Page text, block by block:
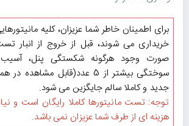
برای اطمینان خاطر شما عزیزان، کلیه
خریداری می شوند، قبل از خروج از انبار
صورت وجود هرگونه شکستگی پنل،
سوختگی بیشتر از 5 عدد(قابل
جدید و کاملا سالم جایگزین می شود.
توجه: تست مانیتورها کاملا رایگان است و
هزینه ای از طرف شما عزیزان نمی باشد.